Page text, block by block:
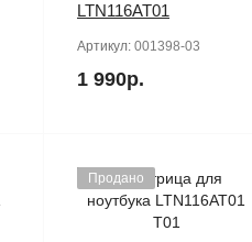
LTN116AT01
Артикул: 001398-03
1 990р.
Продано